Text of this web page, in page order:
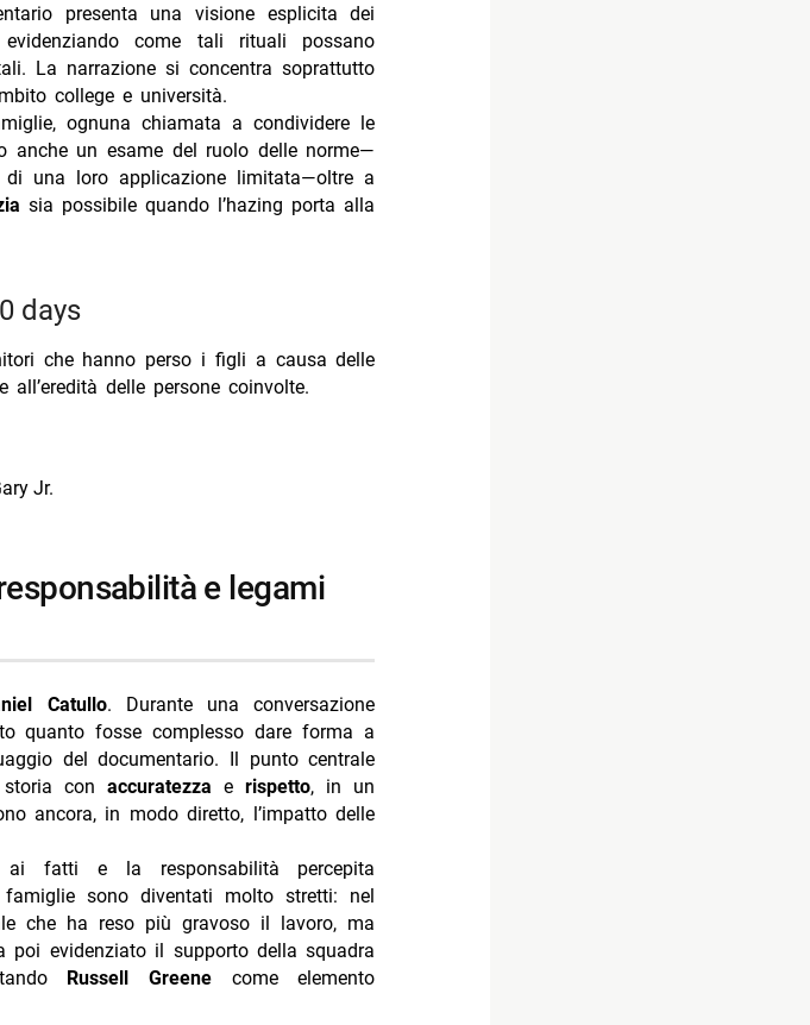
di Como
di tutti
prima serata
presenta una visione esplicita dei
come tali rituali possano
La narrazione si concentra soprattutto
college e università.
ognuna chiamata a condividere le
anche un esame del ruolo delle norme—
una loro applicazione limitata—oltre a
sia possibile quando l’hazing porta alla
days
che hanno perso i figli a causa delle
delle persone coinvolte.
Jr.
Catullo. Durante una conversazione
quanto fosse complesso dare forma a
del documentario. Il punto centrale
con accuratezza erispetto, in un
ancora, in modo diretto, l’impatto delle
ai fatti e la responsabilità percepita
sono diventati molto stretti: nel
che ha reso più gravoso il lavoro, ma
poi evidenziato il supporto della squadra
Russell Greene come elemento